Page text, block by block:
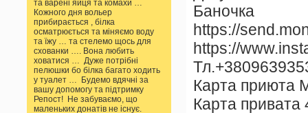
та варені яйця та комахи …
Кожного дня вольер
прибирається , білка
осматрюється та міняємо воду
та їжу … та стелемо щось для
схованки …. Вона любить
ховатися … Дуже потрібні
пелюшки бо білка багато ходить
у туалет … Будемо вдячні за
вашу допомогу та підтримку
Репост! Не забуваємо, що
маленьких донатів не існує.
https://
https://
Карта
Карта